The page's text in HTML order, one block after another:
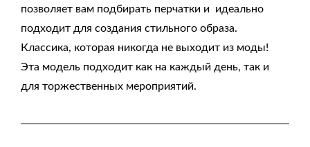
позволяет вам подбирать перчатки и идеально
подходит для создания стильного образа.
Классика, которая никогда не выходит из моды!
Эта модель подходит как на каждый день, так и
для торжественных мероприятий.